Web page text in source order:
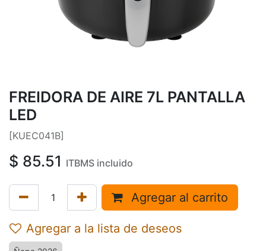
FREIDORA DE AIRE 7L PANTALLA
LED
[KUEC041B]
$ 85.51 ITBMS incluido
Agregar al carrito
Agregar a la lista de deseos